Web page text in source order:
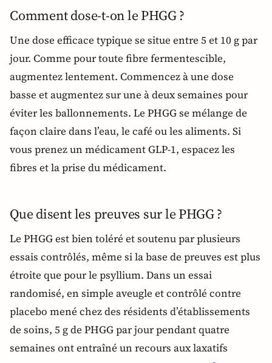
Comment dose-t-on le PHGG ?
Une dose efficace typique se situe entre 5 et 10 g par
jour. Comme pour toute fibre fermentescible,
augmentez lentement. Commencez à une dose
basse et augmentez sur une à deux semaines pour
éviter les ballonnements. Le PHGG se mélange de
façon claire dans l’eau, le café ou les aliments. Si
vous prenez un médicament GLP-1, espacez les
fibres et la prise du médicament.
Que disent les preuves sur le PHGG ?
Le PHGG est bien toléré et soutenu par plusieurs
essais contrôlés, même si la base de preuves est plus
étroite que pour le psyllium. Dans un essai
randomisé, en simple aveugle et contrôlé contre
placebo mené chez des résidents d’établissements
de soins, 5 g de PHGG par jour pendant quatre
semaines ont entraîné un recours aux laxatifs